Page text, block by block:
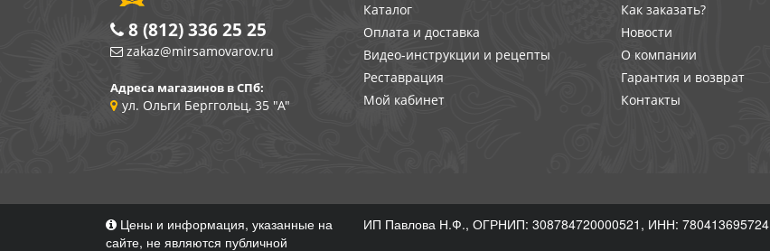
Как заказать?
Новости
О компании
Гарантия и возврат
Контакты
Каталог
Оплата и доставка
Видео-инструкции и рецепты
Реставрация
Мой кабинет
8 (812) 336 25 25
zakaz@mirsamovarov.ru
Адреса магазинов в СПб:
ул. Ольги Берггольц, 35 "А"
Цены и информация, указанные на
сайте, не являются публичной
ИП Павлова Н.Ф., ОГРНИП: 308784720000521, ИНН: 780413695724